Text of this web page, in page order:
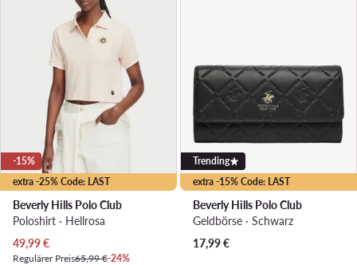
extra -25% Code: LAST
-15%
Beverly Hills Polo Club
Poloshirt · Hellrosa
Aktueller Preis
49,99€
Regulärer Preis65,99 €-24%
extra -15% Code: LAST
Trending
Beverly Hills Polo Club
Geldbörse · Schwarz
17,99€